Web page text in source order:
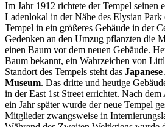
Im Jahr 1912 richtete der Tempel seinen
Ladenlokal in der Nähe des Elysian
Tempel in ein größeres Gebäude in der
Gedenken an den Umzug pflanzten die
einen Baum vor dem neuen Gebäude.
Baum bekannt, ein Wahrzeichen von
Standort des Tempels steht das
Museum. Das dritte und heutige
in der East 1st Street errichtet. Nach
ein Jahr später wurde der neue Tempel
Mitglieder zwangsweise in